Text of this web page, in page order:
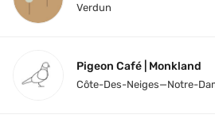
Verdun
Pigeon Café | Monkland
Côte-Des-Neiges—Notre-